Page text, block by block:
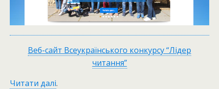
Веб-сайт Всеукраїнського конкурсу “Лідер
читання”
Читати далі.